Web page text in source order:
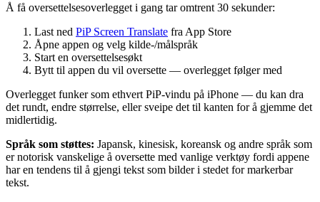
Å få oversettelsesoverlegget i gang tar omtrent 30 sekunder:
Last ned PiP Screen Translate fra App Store
Åpne appen og velg kilde-/målspråk
Start en oversettelsesøkt
Bytt til appen du vil oversette — overlegget følger med
Overlegget funker som ethvert PiP-vindu på iPhone — du kan dra
det rundt, endre størrelse, eller sveipe det til kanten for å gjemme det
midlertidig.
Språk som støttes: Japansk, kinesisk, koreansk og andre språk som
er notorisk vanskelige å oversette med vanlige verktøy fordi appene
har en tendens til å gjengi tekst som bilder i stedet for markerbar
tekst.